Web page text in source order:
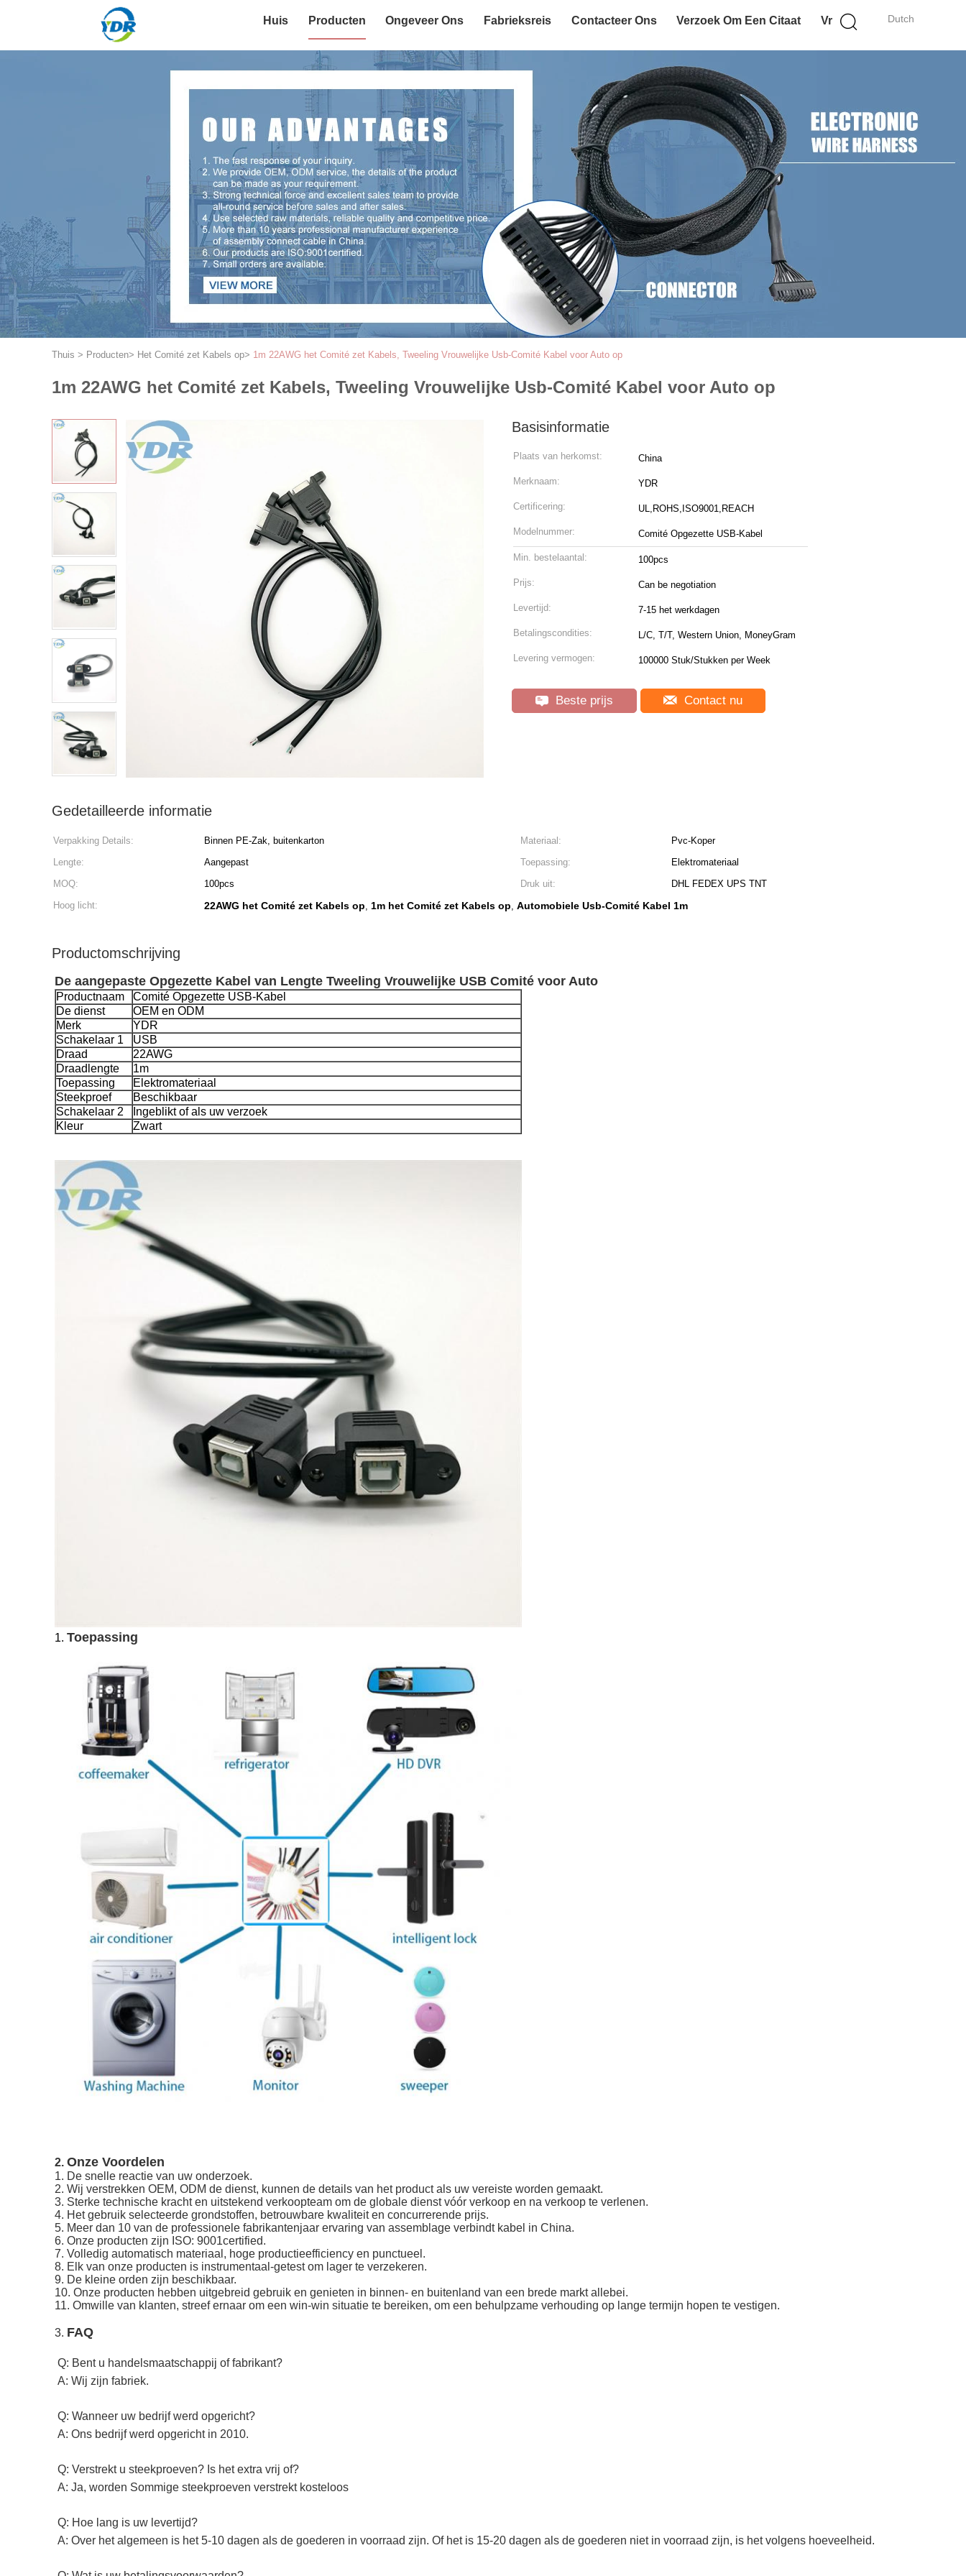
Dutch
Huis Producten Ongeveer Ons Fabrieksreis Contacteer Ons Verzoek Om Een Citaat Vr
Thuis > Producten> Het Comité zet Kabels op> 1m 22AWG het Comité zet Kabels, Tweeling Vrouwelijke Usb-Comité Kabel voor Auto op
1m 22AWG het Comité zet Kabels, Tweeling Vrouwelijke Usb-Comité Kabel voor Auto op
Basisinformatie
Plaats van herkomst: China
Merknaam: YDR
Certificering: UL,ROHS,ISO9001,REACH
Modelnummer: Comité Opgezette USB-Kabel
Min. bestelaantal: 100pcs
Prijs: Can be negotiation
Levertijd: 7-15 het werkdagen
Betalingscondities: L/C, T/T, Western Union, MoneyGram
Levering vermogen: 100000 Stuk/Stukken per Week
Beste prijs Contact nu
Gedetailleerde informatie
Verpakking Details: Binnen PE-Zak, buitenkarton Materiaal:
Pvc-Koper
Lengte:
Aangepast Toepassing:
Elektromateriaal
MOQ:
100pcs Druk uit:
DHL FEDEX UPS TNT
Hoog licht:
22AWG het Comité zet Kabels op, 1m het Comité zet Kabels op, Automobiele Usb-Comité Kabel 1m
Productomschrijving
De aangepaste Opgezette Kabel van Lengte Tweeling Vrouwelijke USB Comité voor Auto
Productnaam
Comité Opgezette USB-Kabel
De dienst
OEM en ODM
Merk
YDR
Schakelaar 1
USB
Draad
22AWG
Draadlengte
1m
Toepassing
Elektromateriaal
Steekproef
Beschikbaar
Schakelaar 2
Ingeblikt of als uw verzoek
Kleur
Zwart
1. Toepassing
2. Onze Voordelen
1. De snelle reactie van uw onderzoek.
2. Wij verstrekken OEM, ODM de dienst, kunnen de details van het product als uw vereiste worden gemaakt.
3. Sterke technische kracht en uitstekend verkoopteam om de globale dienst vóór verkoop en na verkoop te verlenen.
4. Het gebruik selecteerde grondstoffen, betrouwbare kwaliteit en concurrerende prijs.
5. Meer dan 10 van de professionele fabrikantenjaar ervaring van assemblage verbindt kabel in China.
6. Onze producten zijn ISO: 9001certified.
7. Volledig automatisch materiaal, hoge productieefficiency en punctueel.
8. Elk van onze producten is instrumentaal-getest om lager te verzekeren.
9. De kleine orden zijn beschikbaar.
10. Onze producten hebben uitgebreid gebruik en genieten in binnen- en buitenland van een brede markt allebei.
11. Omwille van klanten, streef ernaar om een win-win situatie te bereiken, om een behulpzame verhouding op lange termijn hopen te vestigen.
3. FAQ
Q: Bent u handelsmaatschappij of fabrikant?
A: Wij zijn fabriek.
Q: Wanneer uw bedrijf werd opgericht?
A: Ons bedrijf werd opgericht in 2010.
Q: Verstrekt u steekproeven? Is het extra vrij of?
A: Ja, worden Sommige steekproeven verstrekt kosteloos
Q: Hoe lang is uw levertijd?
A: Over het algemeen is het 5-10 dagen als de goederen in voorraad zijn. Of het is 15-20 dagen als de goederen niet in voorraad zijn, is het volgens hoeveelheid.